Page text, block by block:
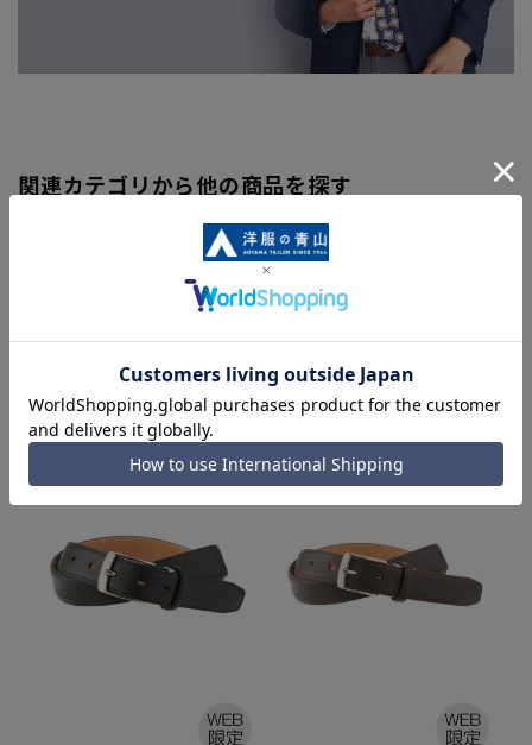
関連カテゴリから他の商品を探す
メンズベルト＆サスペンダー
同シリーズアイテム・関連アイテム